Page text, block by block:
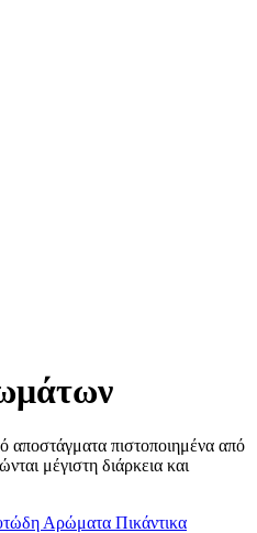
πιστοποιημένα από
μέγιστη διάρκεια και
Αρώματα Πικάντικα